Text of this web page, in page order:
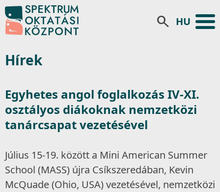
search Select your
Hírek
Egyhetes angol foglalkozás IV-XI.
osztályos diákoknak nemzetközi
tanárcsapat vezetésével
Július 15-19. között a Mini American Summer
School (MASS) újra Csíkszeredában, Kevin
McQuade (Ohio, USA) vezetésével, nemzetközi